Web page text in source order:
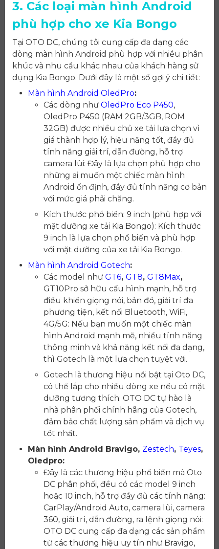
3. Các loại màn hình Android
phù hợp cho xe Kia Bongo
Tại OTO DC, chúng tôi cung cấp đa dạng các
dòng màn hình Android phù hợp với nhiều phân
khúc và nhu cầu khác nhau của khách hàng sử
dụng Kia Bongo. Dưới đây là một số gợi ý chi tiết:
Màn hình Android OledPro:
Các dòng như OledPro Eco P450,
OledPro P450 (RAM 2GB/3GB, ROM
32GB) được nhiều chủ xe tải lựa chọn vì
giá thành hợp lý, hiệu năng tốt, đầy đủ
tính năng giải trí, dẫn đường, hỗ trợ
camera lùi: Đây là lựa chọn phù hợp cho
những ai muốn một chiếc màn hình
Android ổn định, đầy đủ tính năng cơ bản
với mức giá phải chăng.
Kích thước phổ biến: 9 inch (phù hợp với
mặt dưỡng xe tải Kia Bongo): Kích thước
9 inch là lựa chọn phổ biến và phù hợp
với mặt dưỡng của xe tải Kia Bongo.
Màn hình Android Gotech:
Các model như GT6, GT8, GT8Max,
GT10Pro sở hữu cấu hình mạnh, hỗ trợ
điều khiển giọng nói, bản đồ, giải trí đa
phương tiện, kết nối Bluetooth, WiFi,
4G/5G: Nếu bạn muốn một chiếc màn
hình Android mạnh mẽ, nhiều tính năng
thông minh và khả năng kết nối đa dạng,
thì Gotech là một lựa chọn tuyệt vời.
Gotech là thương hiệu nổi bật tại Oto DC,
có thể lắp cho nhiều dòng xe nếu có mặt
dưỡng tương thích: OTO DC tự hào là
nhà phân phối chính hãng của Gotech,
đảm bảo chất lượng sản phẩm và dịch vụ
tốt nhất.
Màn hình Android Bravigo, Zestech, Teyes,
Oledpro:
Đây là các thương hiệu phổ biến mà Oto
DC phân phối, đều có các model 9 inch
hoặc 10 inch, hỗ trợ đầy đủ các tính năng:
CarPlay/Android Auto, camera lùi, camera
360, giải trí, dẫn đường, ra lệnh giọng nói:
OTO DC cung cấp đa dạng các sản phẩm
từ các thương hiệu uy tín như Bravigo,